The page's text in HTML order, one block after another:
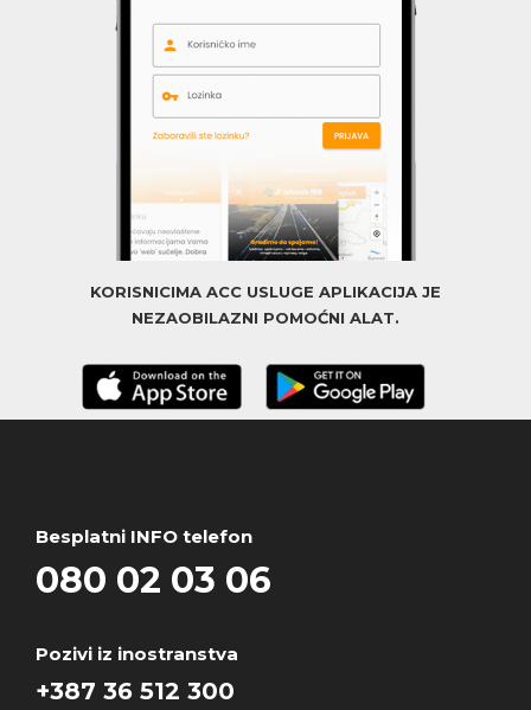
KORISNICIMA ACC USLUGE APLIKACIJA JE
NEZAOBILAZNI POMOĆNI ALAT.
Besplatni INFO telefon
080 02 03 06
Pozivi iz inostranstva
+387 36 512 300